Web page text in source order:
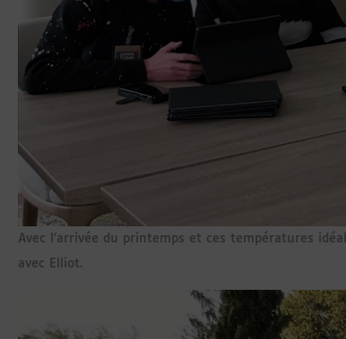
Avec l’arrivée du printemps et ces températures
avec Elliot.